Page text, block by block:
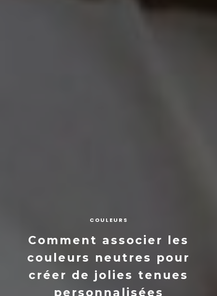
COULEURS
Comment associer les
couleurs neutres pour
créer de jolies tenues
personnalisées